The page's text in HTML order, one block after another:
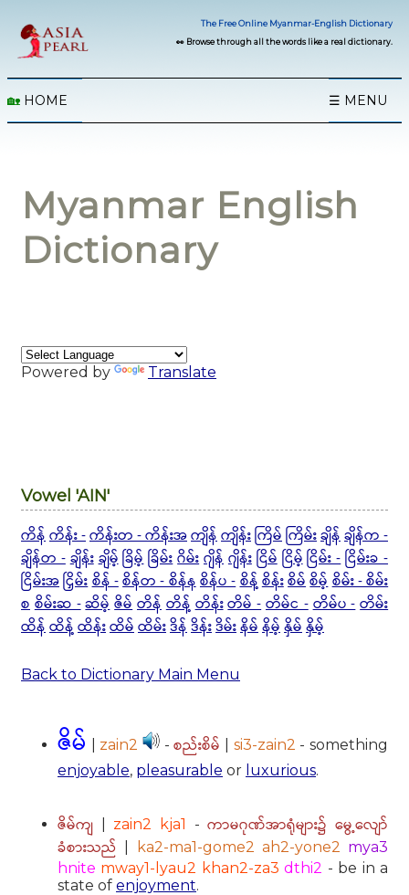
The Free Online Myanmar-English Dictionary
👀 Browse through all the words like a real dictionary.
🏡 HOME ☰ MENU
Myanmar English
Dictionary
Powered by Translate
Vowel 'AIN'
ကိန်ကိန်း -ကိန်းတ - ကိန်းအကျိန်ကျိန်းကြိမ်ကြိမ်းချိန်ချိန်က -
ချိန်တ -ချိန်းချိမ့်ခြိမ့်ခြိမ်းဂိမ်းဂျိန်ဂျိန်း ငြိမ် ငြိမ့်ငြိမ်း -ငြိမ်းခ -
ငြိမ်းအငြှိမ်းစိန် -စိန်တ - စိန်နစိန်ပ -စိန့်စိန်းစိမ်စိမ့်စိမ်း - စိမ်း
စစိမ်းဆ -ဆိမ့်ဇိမ်တိန်တိန့်တိန်းတိမ် -တိမ်င -တိမ်ပ -တိမ်း
ထိန်ထိန့်ထိန်းထိမ်ထိမ်းဒိန်ဒိန်းဒိမ်းနိမ်နိမ့်နှိမ်နှိမ့်
Back to Dictionary Main Menu
ဇိမ် zain2 -စည်းစိမ် si3-zain2 - something
enjoyable, pleasurable or luxurious.
ဇိမ်ကျ zain2 kja1 -ကာမဂုဏ်အာရုံများ၌ မွေ့လျော်
ခံစားသည်
ka2-ma1-gome2 ah2-yone2 mya3
hnite mway1-lyau2 khan2-za3 dthi2 - be in a
state of enjoyment.